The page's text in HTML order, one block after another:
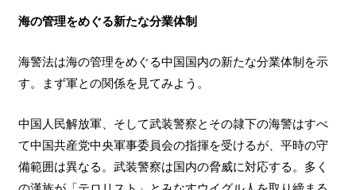
海の管理をめぐる新たな分業体制
海警法は海の管理をめぐる中国国内の新たな分業体制を示
す。まず軍との関係を見てみよう。
中国人民解放軍、そして武装警察とその隷下の海警はすべ
て中国共産党中央軍事委員会の指揮を受けるが、平時の守
備範囲は異なる。武装警察は国内の脅威に対応する。多く